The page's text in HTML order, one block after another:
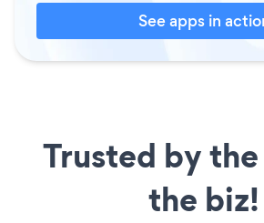
See apps in
Trusted by
the biz!